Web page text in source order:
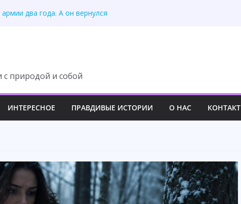
лучшую доярку в районе —
но раскрыла правду
и думал: попросит прощения
природой и собой
ИНТЕРЕСНОЕ ПРАВДИВЫЕ ИСТОРИИ О НАС КОНТАКТ